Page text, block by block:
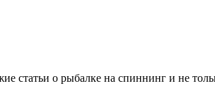
статьи о рыбалке на спиннинг и не